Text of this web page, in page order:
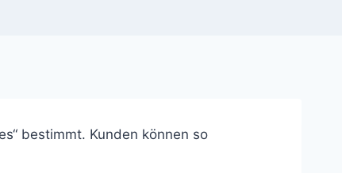
bestimmt. Kunden können so